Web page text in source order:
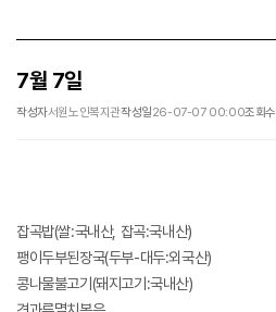
7월 7일
작성자서원노인복지관작성일26-07-07 00:00조회수
잡곡밥(쌀:국내산, 잡곡:국내산)
팽이두부된장국(두부-대두:외국산)
콩나물불고기(돼지고기:국내산)